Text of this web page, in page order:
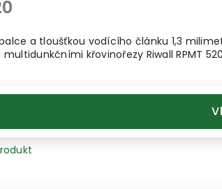
a tloušťkou vodícího článku 1,3
křovinořezy Riwall RPMT